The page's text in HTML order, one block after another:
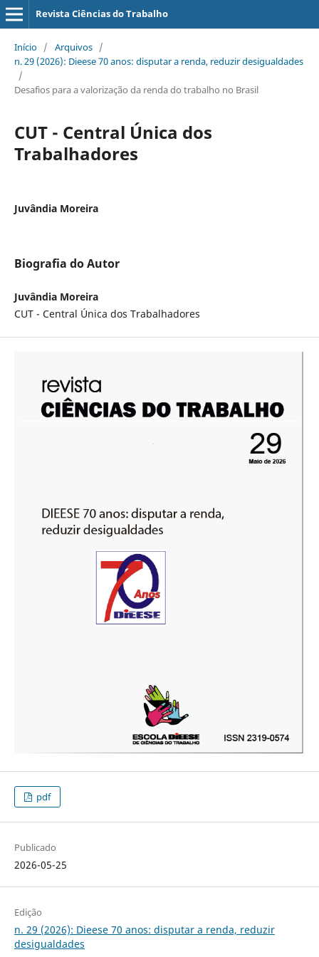
Revista Ciências do Trabalho
Início / Arquivos /
n. 29 (2026): Dieese 70 anos: disputar a renda, reduzir desigualdades
/
Desafios para a valorização da renda do trabalho no Brasil
CUT - Central Única dos
Trabalhadores
Juvândia Moreira
Biografia do Autor
Juvândia Moreira
CUT - Central Única dos Trabalhadores
pdf
Publicado
2026-05-25
Edição
n. 29 (2026): Dieese 70 anos: disputar a renda, reduzir
desigualdades